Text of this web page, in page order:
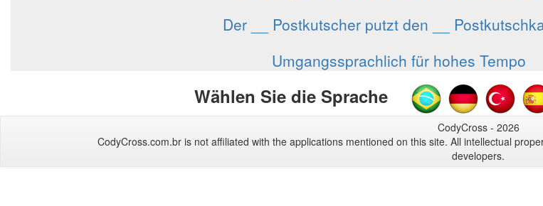
Der __ Postkutscher putzt den __
Umgangssprachlich für hohes Tempo
Wählen Sie die Sprache
CodyCross - 2026
CodyCross.com.br is not affiliated with the applications mentioned on this site. All intellectual
developers.